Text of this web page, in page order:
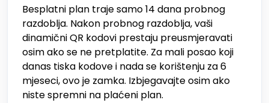
Besplatni plan traje samo 14 dana probnog
razdoblja. Nakon probnog razdoblja, vaši
dinamični QR kodovi prestaju preusmjeravati
osim ako se ne pretplatite. Za mali posao koji
danas tiska kodove i nada se korištenju za 6
mjeseci, ovo je zamka. Izbjegavajte osim ako
niste spremni na plaćeni plan.